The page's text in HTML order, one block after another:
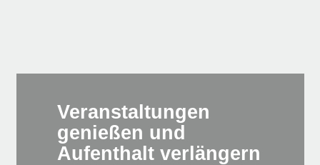
Veranstaltungen
genießen und
Aufenthalt verlängern